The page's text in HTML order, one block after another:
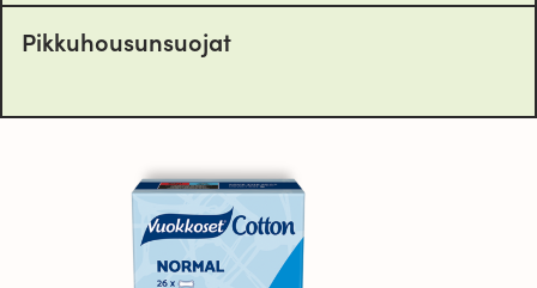
Pikkuhousunsuojat